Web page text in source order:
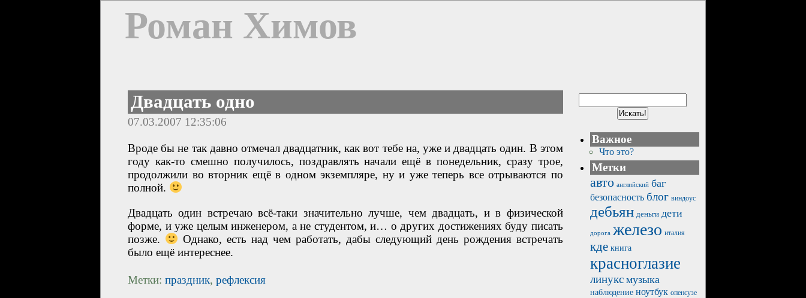
Роман Химов
Двадцать одно
07.03.2007 12:35:06
Вроде бы не так давно отмечал двадцатник, как вот тебе на, уже и двадцать один. В этом
году как-то смешно получилось, поздравлять начали ещё в понедельник, сразу трое,
продолжили во вторник ещё в одном экземпляре, ну и уже теперь все отрываются по
полной.
Двадцать один встречаю всё-таки значительно лучше, чем двадцать, и в физической
форме, и уже целым инженером, а не студентом, и… о других достижениях буду писать
позже.
Однако, есть над чем работать, дабы следующий день рождения встречать
было ещё интереснее.
Метки: праздник, рефлексия
Важное
Что это?
Метки
авто английский баг
безопасность блог виндоус
дебьян деньги дети
дорога железо италия
кде книга
красноглазие
линукс музыка
наблюдение ноутбук опенсузе